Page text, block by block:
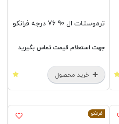
ترموستات ال 90 76 درجه فرانکو
جهت استعلام قیمت تماس بگیرید
خرید محصول
فرانکو